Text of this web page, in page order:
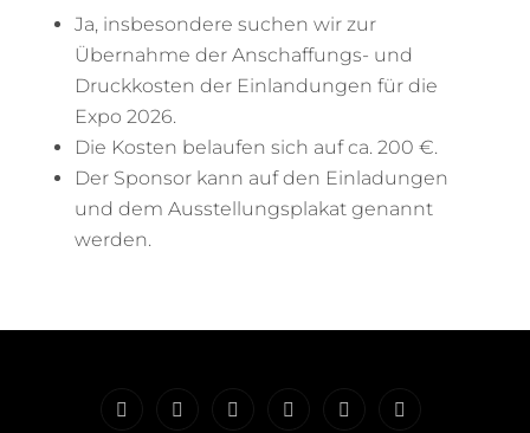
Ja, insbesondere suchen wir zur
Übernahme der Anschaffungs- und
Druckkosten der Einlandungen für die
Expo 2026.
Die Kosten belaufen sich auf ca. 200 €.
Der Sponsor kann auf den Einladungen
und dem Ausstellungsplakat genannt
werden.